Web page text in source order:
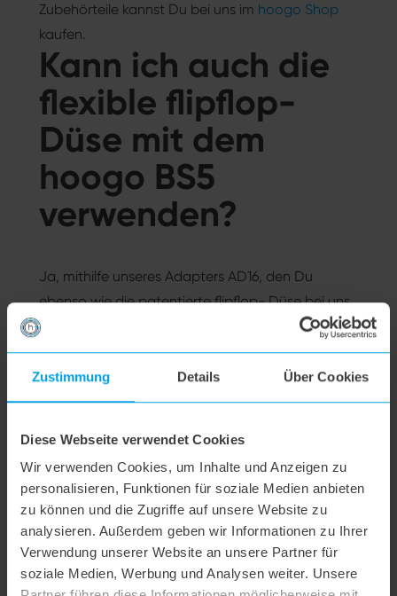
Zustimmung Details Über Cookies
Diese Webseite verwendet Cookies
Wir verwenden Cookies, um Inhalte und Anzeigen zu
personalisieren, Funktionen für soziale Medien anbieten
zu können und die Zugriffe auf unsere Website zu
analysieren. Außerdem geben wir Informationen zu Ihrer
Verwendung unserer Website an unsere Partner für
soziale Medien, Werbung und Analysen weiter. Unsere
Zubehörteile kannst Du bei uns im hoogo Shop
kaufen.
Kann ich auch die
flexible flipflop-
Düse mit dem
hoogo BS5
verwenden?
Ja, mithilfe unseres Adapters AD16, den Du
ebenso wie die patentierte flipflop- Düse bei uns
im hoogo Shop kaufen kannst.
Versand & Retoure
Reklamation & Garantie
Bestellung & Bezahlung